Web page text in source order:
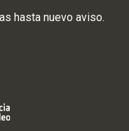
hasta nuevo aviso.